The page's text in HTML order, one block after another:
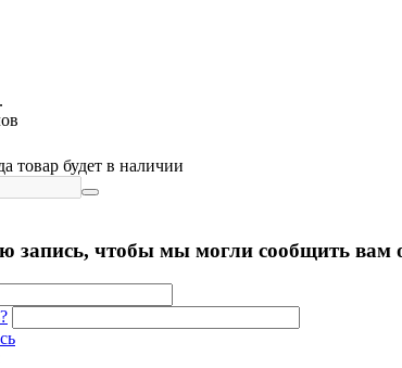
товар будет в наличии
запись, чтобы мы могли сообщить вам